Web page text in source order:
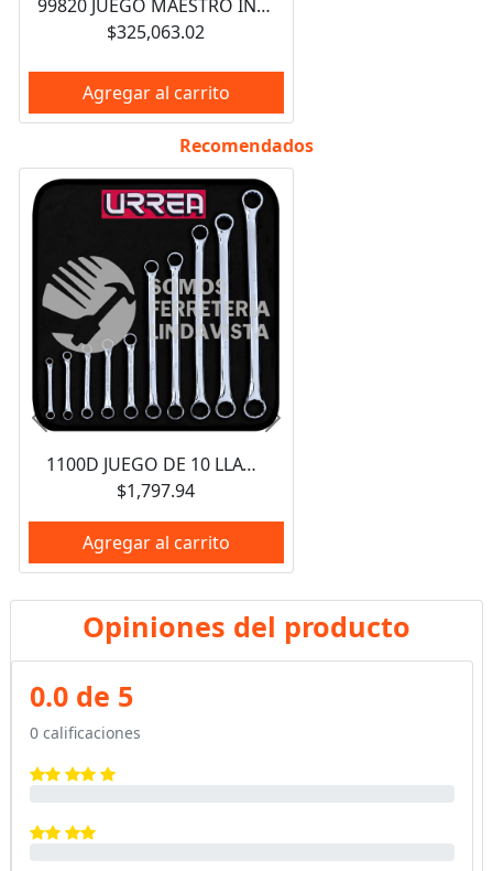
99820 JUEGO MAESTRO INDUSTRIAL COMBINADO 940 PIEZAS, CON GABINETES EX27M5, EX27M6, EX27S6 URREA
$325,063.02
Agregar al carrito
Recomendados
1100D JUEGO DE 10 LLAVES DE ESTRIAS PULIDO ESPEJO DE 15 GRADOS EN PULGADAS, 12 PUNTAS URREA
$1,797.94
Agregar al carrito
Anterior Siguiente
Opiniones del producto
0.0 de 5
0 calificaciones